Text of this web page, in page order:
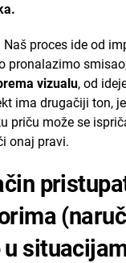
proces ide od
pronalazimo
vizualu, od
ima drugačiji ton,
priču može se
onaj pravi.